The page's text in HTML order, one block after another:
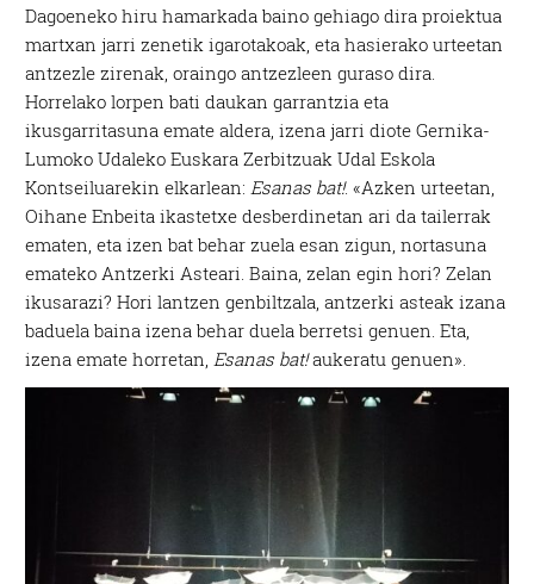
Dagoeneko hiru hamarkada baino gehiago dira proiektua
martxan jarri zenetik igarotakoak, eta hasierako urteetan
antzezle zirenak, oraingo antzezleen guraso dira.
Horrelako lorpen bati daukan garrantzia eta
ikusgarritasuna emate aldera, izena jarri diote Gernika-
Lumoko Udaleko Euskara Zerbitzuak Udal Eskola
Kontseiluarekin elkarlean: Esanas bat!. «Azken urteetan,
Oihane Enbeita ikastetxe desberdinetan ari da tailerrak
ematen, eta izen bat behar zuela esan zigun, nortasuna
emateko Antzerki Asteari. Baina, zelan egin hori? Zelan
ikusarazi? Hori lantzen genbiltzala, antzerki asteak izana
baduela baina izena behar duela berretsi genuen. Eta,
izena emate horretan, Esanas bat!aukeratu genuen».